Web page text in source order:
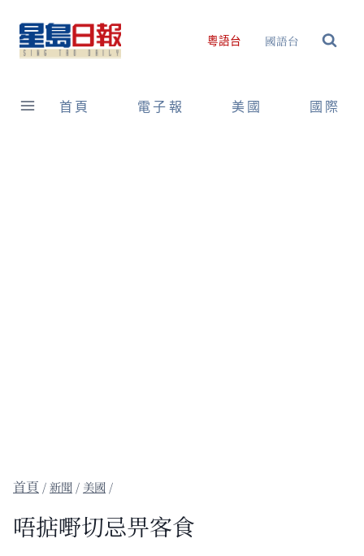
content
粵語台 國語台
首頁 電子報 美國 國際
/新聞 / 美國 /
唔掂嘢切忌畀客食